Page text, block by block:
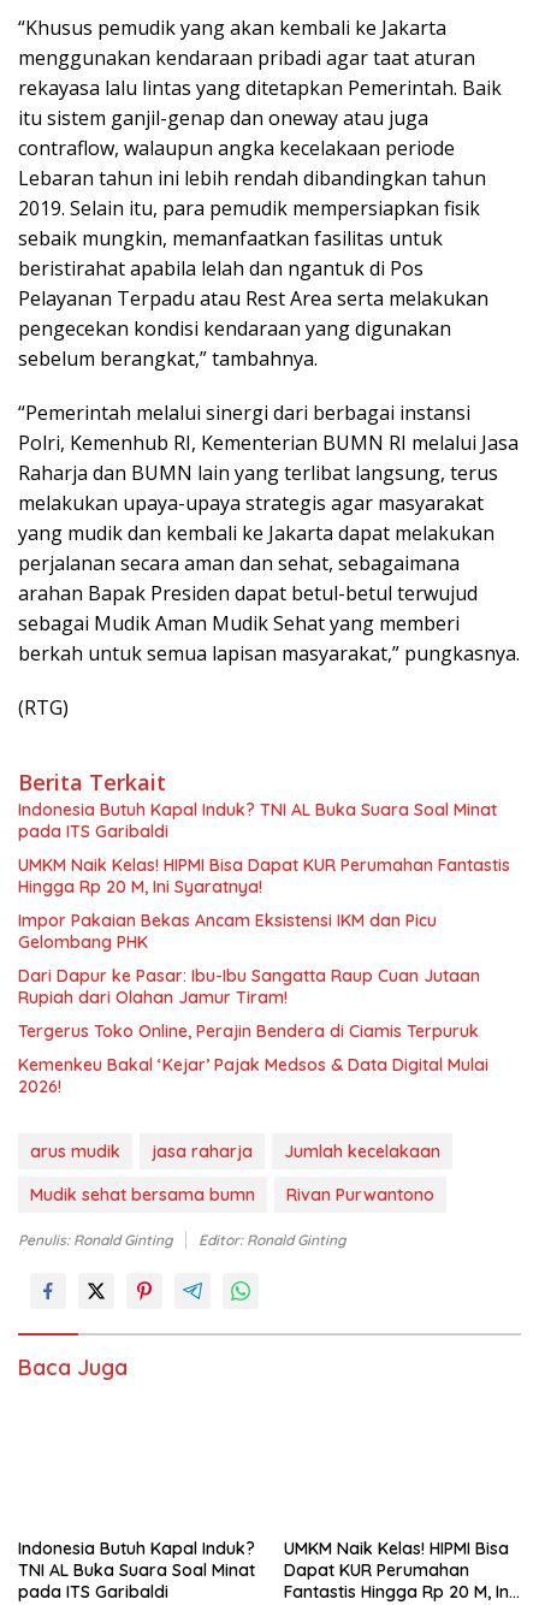
“Khusus pemudik yang akan kembali ke Jakarta
menggunakan kendaraan pribadi agar taat aturan
rekayasa lalu lintas yang ditetapkan Pemerintah. Baik
itu sistem ganjil-genap dan oneway atau juga
contraflow, walaupun angka kecelakaan periode
Lebaran tahun ini lebih rendah dibandingkan tahun
2019. Selain itu, para pemudik mempersiapkan fisik
sebaik mungkin, memanfaatkan fasilitas untuk
beristirahat apabila lelah dan ngantuk di Pos
Pelayanan Terpadu atau Rest Area serta melakukan
pengecekan kondisi kendaraan yang digunakan
sebelum berangkat,” tambahnya.
“Pemerintah melalui sinergi dari berbagai instansi
Polri, Kemenhub RI, Kementerian BUMN RI melalui Jasa
Raharja dan BUMN lain yang terlibat langsung, terus
melakukan upaya-upaya strategis agar masyarakat
yang mudik dan kembali ke Jakarta dapat melakukan
perjalanan secara aman dan sehat, sebagaimana
arahan Bapak Presiden dapat betul-betul terwujud
sebagai Mudik Aman Mudik Sehat yang memberi
berkah untuk semua lapisan masyarakat,” pungkasnya.
(RTG)
Berita Terkait
Indonesia Butuh Kapal Induk? TNI AL Buka Suara Soal Minat
pada ITS Garibaldi
UMKM Naik Kelas! HIPMI Bisa Dapat KUR Perumahan Fantastis
Hingga Rp 20 M, Ini Syaratnya!
Impor Pakaian Bekas Ancam Eksistensi IKM dan Picu
Gelombang PHK
Dari Dapur ke Pasar: Ibu-Ibu Sangatta Raup Cuan Jutaan
Rupiah dari Olahan Jamur Tiram!
Tergerus Toko Online, Perajin Bendera di Ciamis Terpuruk
Kemenkeu Bakal ‘Kejar’ Pajak Medsos & Data Digital Mulai
2026!
arus mudik jasa raharja
Jumlah kecelakaan
Mudik sehat bersama bumn
Rivan Purwantono
Penulis: Ronald Ginting Editor: Ronald Ginting
Baca Juga
Indonesia Butuh Kapal Induk?
TNI AL Buka Suara Soal Minat
pada ITS Garibaldi
UMKM Naik Kelas! HIPMI Bisa
Dapat KUR Perumahan
Fantastis Hingga Rp 20 M, Ini